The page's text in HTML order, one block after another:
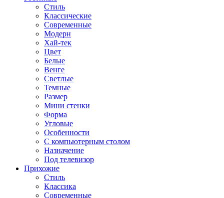
Стиль
Классические
Современные
Модерн
Хай-тек
Цвет
Белые
Венге
Светлые
Темные
Размер
Мини стенки
Форма
Угловые
Особенности
С компьютерным столом
Назначение
Под телевизор
Прихожие
Стиль
Классика
Современные